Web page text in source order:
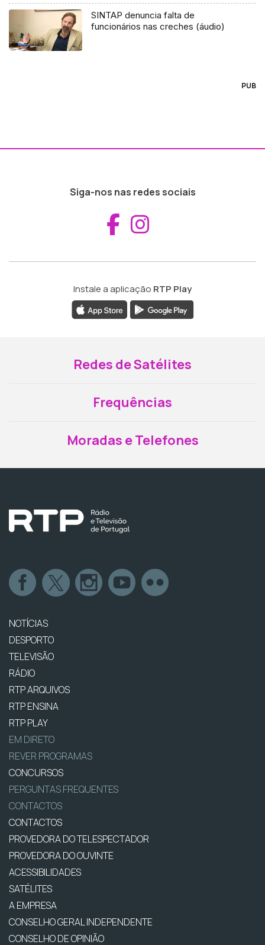
SINTAP denuncia falta de
funcionários nas creches (áudio)
PUB
Siga-nos nas redes sociais
Aceder ao
Instale a aplicação RTP Play
Redes de Satélites
Frequências
Moradas e Telefones
NOTÍCIAS
DESPORTO
TELEVISÃO
RÁDIO
RTP ARQUIVOS
RTP ENSINA
RTP PLAY
EM DIRETO
REVER PROGRAMAS
CONCURSOS
PERGUNTAS FREQUENTES
CONTACTOS
CONTACTOS
PROVEDORA DO TELESPECTADOR
PROVEDORA DO OUVINTE
ACESSIBILIDADES
SATÉLITES
A EMPRESA
CONSELHO GERAL INDEPENDENTE
CONSELHO DE OPINIÃO